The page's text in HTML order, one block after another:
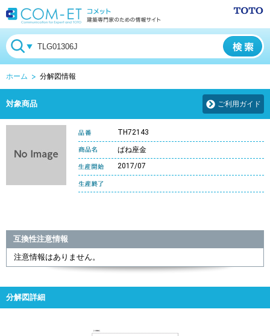
ホーム 分解図情報
対象商品 ご利用ガイド
TH72143
ばね座金
2017/07
互換性注意情報
注意情報はありません。
分解図詳細